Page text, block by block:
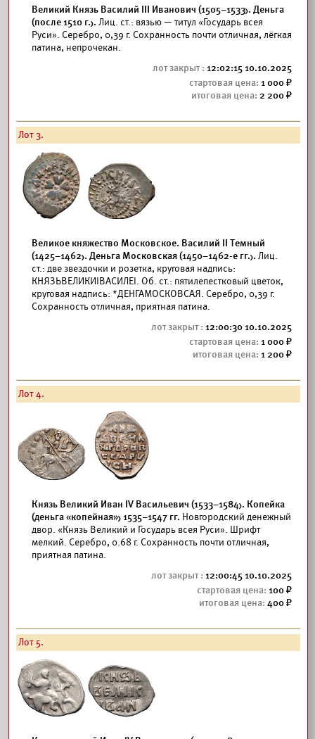
Великий Князь Василий III Иванович (1505–1533). Деньга
(после 1510 г.). Лиц. ст.: вязью — титул «Государь всея
Руси». Серебро, 0,39 г. Сохранность почти отличная, лёгкая
патина, непрочекан.
12:02:15 10.10.2025
1 000
2 200
Лот 3.
Великое княжество Московское. Василий II Темный
(1425–1462). Деньга Московская (1450–1462-е гг.). Лиц.
ст.: две звездочки и розетка, круговая надпись:
КНЯЗЬВЕЛИКИIВАСИЛЕI. Об. ст.: пятилепестковый цветок,
круговая надпись: *ДЕНГАМОСКОВСАЯ. Серебро, 0,39 г.
Сохранность отличная, приятная патина.
12:00:30 10.10.2025
1 000
1 200
Лот 4.
Князь Великий Иван IV Васильевич (1533–1584). Копейка
(деньга «копейная») 1535–1547 гг. Новгородский денежный
двор. «Князь Великий и Государь всея Руси». Шрифт
мелкий. Серебро, 0.68 г. Сохранность почти отличная,
приятная патина.
12:00:45 10.10.2025
100
400
Лот 5.